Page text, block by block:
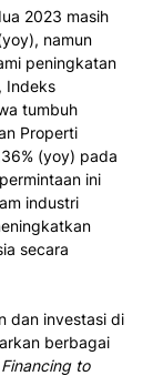
2023 masih
namun
peningkatan
Indeks
tumbuh
Properti
(yoy) pada
ini
industri
secara
dan investasi di
berbagai
Financing to